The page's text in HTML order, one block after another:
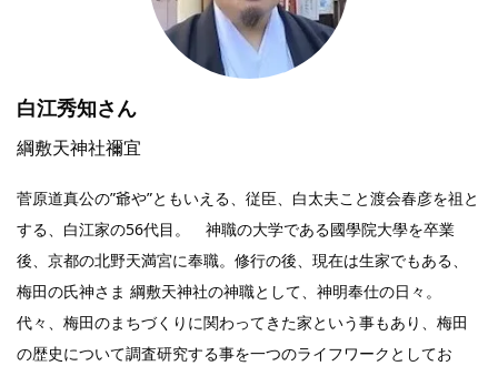
白江秀知さん
綱敷天神社禰宜
菅原道真公の”爺や”ともいえる、従臣、白太夫こと渡会春彦を祖と
する、白江家の56代目。 神職の大学である國學院大學を卒業
後、京都の北野天満宮に奉職。修行の後、現在は生家でもある、
梅田の氏神さま 綱敷天神社の神職として、神明奉仕の日々。
代々、梅田のまちづくりに関わってきた家という事もあり、梅田
の歴史について調査研究する事を一つのライフワークとしてお